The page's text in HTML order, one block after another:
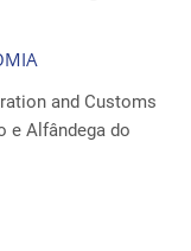
and Customs
e Alfândega do